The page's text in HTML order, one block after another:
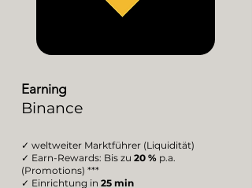
Earning
Binance
✓ weltweiter Marktführer (Liquidität)
✓ Earn-Rewards: Bis zu 20 % p.a.
(Promotions) ***
✓ Einrichtung in 25 min